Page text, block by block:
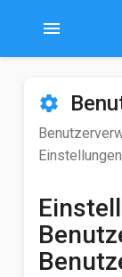
menu
settings
Einstellungen